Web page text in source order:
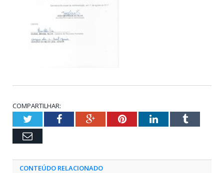
COMPARTILHAR:
TwitterFacebookGoogle+PinterestLinkedInTumblr
Email
CONTEÚDO RELACIONADO